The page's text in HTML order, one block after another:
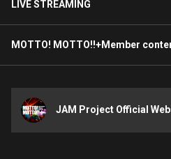
「スーパーロボット大戦」35周
『スーパーロボット大戦Y』ア
ンパック主題歌「Diverging
13 0
LIVE STREAMING
MOTTO! MOTTO!!+Member
JAM Project Official